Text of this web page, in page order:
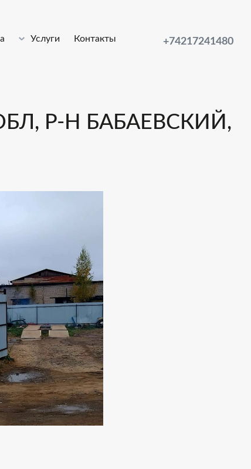
Услуги Контакты +74217241480
Р-Н БАБАЕВСКИЙ,